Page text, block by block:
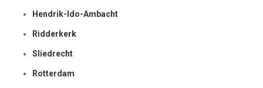
Hendrik-Ido-Ambacht
Ridderkerk
Sliedrecht
Rotterdam